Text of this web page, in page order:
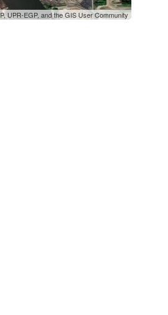
UPR-EGP, and the GIS User Community